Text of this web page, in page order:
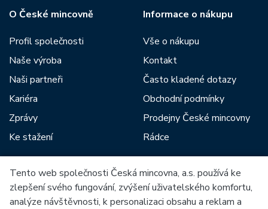
O České mincovně
Profil společnosti
Naše výroba
Naši partneři
Kariéra
Zprávy
Ke stažení
Informace o nákupu
Vše o nákupu
Kontakt
Často kladené dotazy
Obchodní podmínky
Prodejny České mincovny
Rádce
Mezi naše partnery patří:
Tento web společnosti Česká mincovna, a.s. používá ke
zlepšení svého fungování, zvýšení uživatelského komfortu,
analýze návštěvnosti, k personalizaci obsahu a reklam a